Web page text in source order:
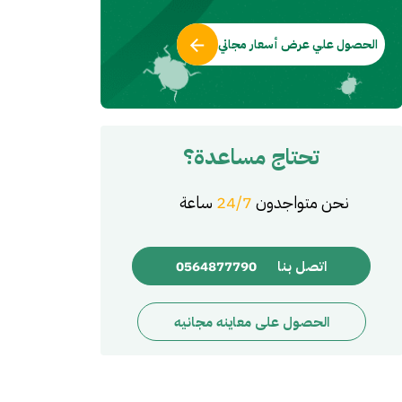
الحصول علي عرض أسعار مجاني
تحتاج مساعدة؟
نحن متواجدون24/7 ساعة
اتصل بنا 0564877790
الحصول على معاينه مجانيه